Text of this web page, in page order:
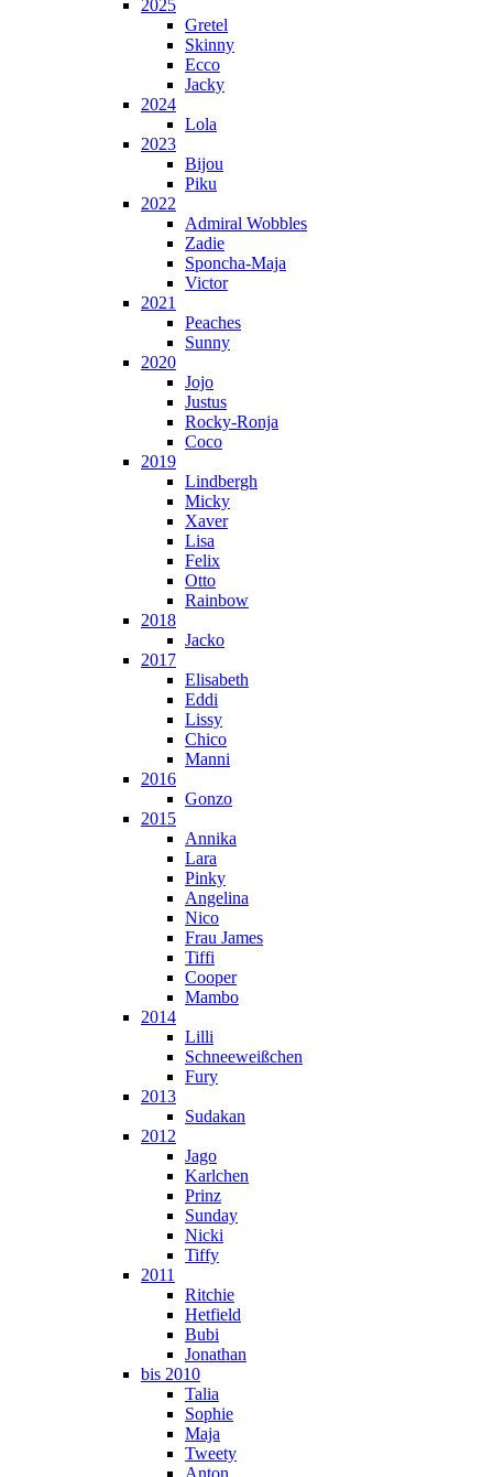
2025
Gretel
Skinny
Ecco
Jacky
2024
Lola
2023
Bijou
Piku
2022
Admiral Wobbles
Zadie
Sponcha-Maja
Victor
2021
Peaches
Sunny
2020
Jojo
Justus
Rocky-Ronja
Coco
2019
Lindbergh
Micky
Xaver
Lisa
Felix
Otto
Rainbow
2018
Jacko
2017
Elisabeth
Eddi
Lissy
Chico
Manni
2016
Gonzo
2015
Annika
Lara
Pinky
Angelina
Nico
Frau James
Tiffi
Cooper
Mambo
2014
Lilli
Schneeweißchen
Fury
2013
Sudakan
2012
Jago
Karlchen
Prinz
Sunday
Nicki
Tiffy
2011
Ritchie
Hetfield
Bubi
Jonathan
bis 2010
Talia
Sophie
Maja
Tweety
Anton